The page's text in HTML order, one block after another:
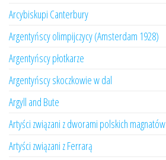
Arcybiskupi Canterbury
Argentyńscy olimpijczycy (Amsterdam 1928)
Argentyńscy płotkarze
Argentyńscy skoczkowie w dal
Argyll and Bute
Artyści związani z dworami polskich magnatów
Artyści związani z Ferrarą